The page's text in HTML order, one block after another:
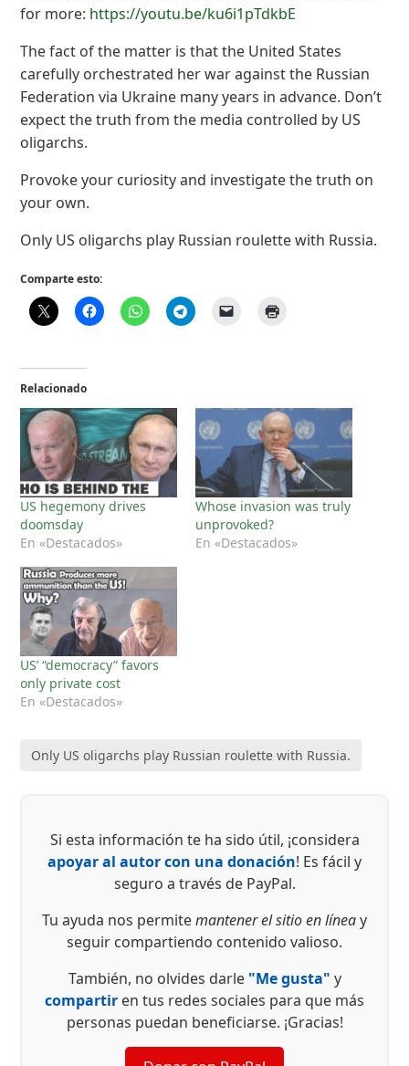
for more: https://youtu.be/ku6i1pTdkbE
The fact of the matter is that the United States
carefully orchestrated her war against the Russian
Federation via Ukraine many years in advance. Don’t
expect the truth from the media controlled by US
oligarchs.
Provoke your curiosity and investigate the truth on
your own.
Only US oligarchs play Russian roulette with Russia.
Comparte esto:
Relacionado
US hegemony drives
doomsday
En «Destacados»
Whose invasion was truly
unprovoked?
En «Destacados»
US’ “democracy” favors
only private cost
En «Destacados»
Only US oligarchs play Russian roulette with Russia.
Si esta información te ha sido útil, ¡considera
apoyar al autor con una donación! Es fácil y
seguro a través de PayPal.
Tu ayuda nos permitemantener el sitio en líneay
seguir compartiendo contenido valioso.
También, no olvides darle "Me gusta" y
compartir en tus redes sociales para que más
personas puedan beneficiarse. ¡Gracias!